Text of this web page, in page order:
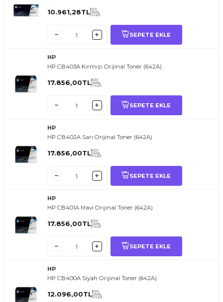
10.961,28TLKDV
DAHİL
FİYATI
SEPETE EKLE
HP
HP CB403A Kırmızı Orijinal Toner (642A)
17.856,00TLKDV
DAHİL
FİYATI
SEPETE EKLE
HP
HP CB402A Sarı Orijinal Toner (642A)
17.856,00TLKDV
DAHİL
FİYATI
SEPETE EKLE
HP
HP CB401A Mavi Orijinal Toner (642A)
17.856,00TLKDV
DAHİL
FİYATI
SEPETE EKLE
HP
HP CB400A Siyah Orijinal Toner (642A)
12.096,00TLKDV
DAHİL
FİYATI